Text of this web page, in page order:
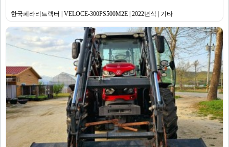
한국페라리트랙터 | VELOCE-300PS500M2E | 2022년식 | 기타